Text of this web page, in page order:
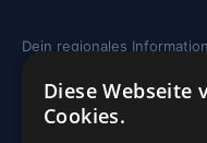
Dein regionales
Sehenswürdigkeiten,
deiner Region.
Diese Webseite
Cookies.